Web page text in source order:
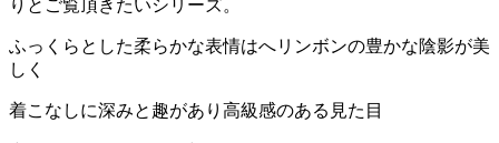
りとご覧頂きたいシリーズ。
ふっくらとした柔らかな表情はへリンボンの豊かな陰影が美
しく
着こなしに深みと趣があり高級感のある見た目